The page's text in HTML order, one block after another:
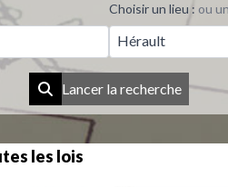
Choisir un lieu : ou
Hérault
Lancer la recherche
les lois